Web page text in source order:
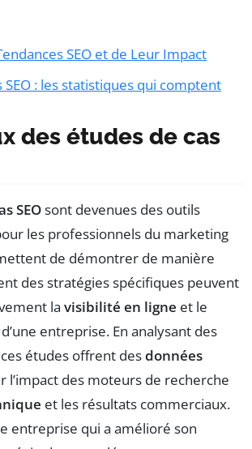
SEO et de Leur Impact
SEO : les statistiques qui comptent
des études de cas
SEOsont devenues des outils
les professionnels du marketing
de démontrer de manière
des stratégies spécifiques peuvent
la visibilité en ligne et le
entreprise. En analysant des
études offrent desdonnées
l’impact des moteurs de recherche
et les résultats commerciaux.
entreprise qui a amélioré son